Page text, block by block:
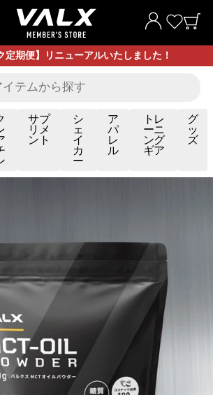
て
め割
定期便】リニューアルいたしました！
サプ
リメ
ント
シ
ェ
イ
カ
ー
ア
パ
レ
ル
トレ
ーニ
ング
ギア
グ
ッ
ズ